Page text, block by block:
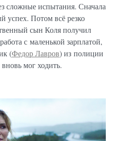
сложные испытания. Сначала
успех. Потом всё резко
сын Коля получил
с маленькой зарплатой,
(Федор Лавров) из полиции
мог ходить.